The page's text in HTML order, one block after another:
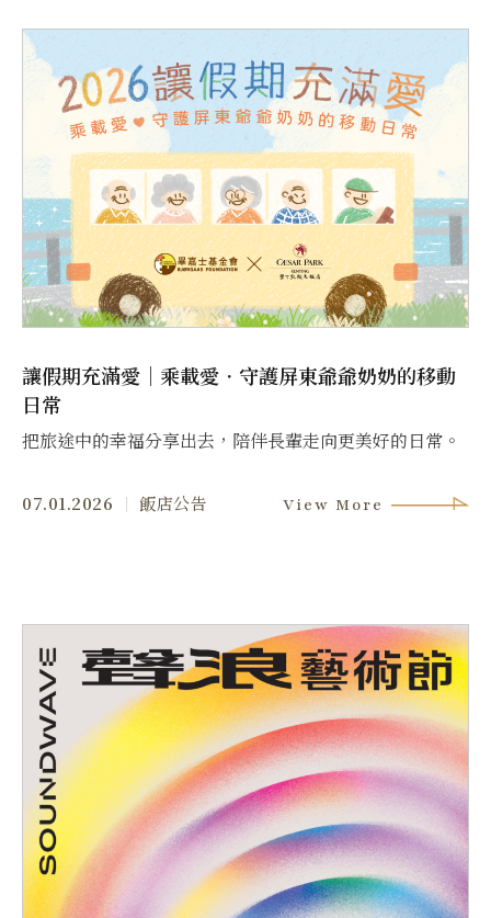
讓假期充滿愛｜乘載愛．守護屏東爺爺奶奶的移動
日常
把旅途中的幸福分享出去，陪伴長輩走向更美好的日常。
07.01.2026 飯店公告 View More